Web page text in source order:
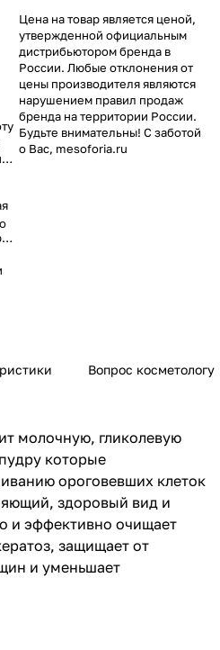
Цена на товар является ценой,
утвержденной официальным
дистрибьютором бренда в
России. Любые отклонения от
цены производителя являются
нарушением правил продаж
бренда на территории России.
Будьте внимательны! С заботой
о Вас, mesoforia.ru
Вопрос косметологу
молочную, гликолевую
которые
ороговевших клеток
здоровый вид и
и эффективно очищает
защищает от
и уменьшает